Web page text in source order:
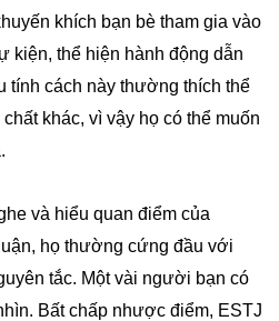
khích bạn bè tham gia vào
kiện, thể hiện hành động dẫn
tính cách này thường thích thể
khác, vì vậy họ có thể muốn
và hiểu quan điểm của
họ thường cứng đầu với
tắc. Một vài người bạn có
Bất chấp nhược điểm, ESTJ